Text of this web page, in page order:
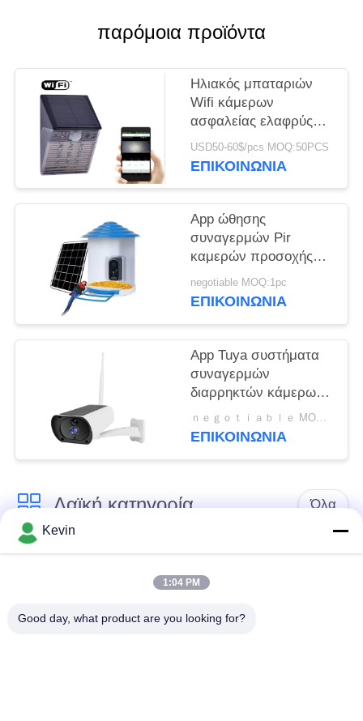
ΥΠΟΘΈΣΕΙΣ
ΖΗΤΉΣΤΕ
ΜΙΑ
ΠΡΟΣΦΟΡΆ
SITEMAP
ΠΟΛΙΤΙΚΉ
ΑΠΟΡΡΉΤΟΥ
παρόμοια προϊόντα
Ηλιακός μπαταριών
Wifi κάμερων
ασφαλείας ελαφρύς
τύπος CCTV IP
Ourdoor αδιάβροχος
USD50-60$/pcs MOQ:50PCS
ΕΠΙΚΟΙΝΩΝΊΑ
App ώθησης
συναγερμών Pir
καμερών προσοχής
πουλιών Wifi H.264
κινητή τηλεφωνικό
negotiable MOQ:1pc
ΕΠΙΚΟΙΝΩΝΊΑ
App Tuya συστήματα
συναγερμών
διαρρηκτών κάμερων
ασφαλείας 850nm TCP
CMOS 4G Wifi
ｎｅｇｏｔｉａｂｌｅ MOQ:διαπραγματεύσιμος
ΕΠΙΚΟΙΝΩΝΊΑ
Λαϊκή κατηγορία Όλα
Φορεμένες
Κάμερες σώματος
αστυνομίας
4G φορεμένη σώμα
Κάμερα κρανών
Kevin
1:04 PM
Good day, what product are you looking for?